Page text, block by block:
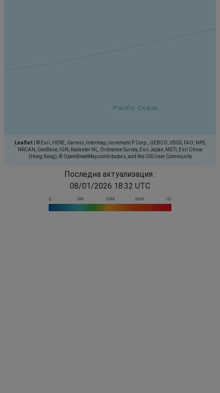
Leaflet
© Esri, HERE, Garmin, Intermap, increment P Corp., GEBCO, USGS, FAO, NPS,
NRCAN, GeoBase, IGN, Kadaster NL, Ordnance Survey, Esri Japan, METI, Esri China
(Hong Kong), © OpenStreetMap contributors, and the GIS User Community
Последна актуализация :
08/01/2026 18:32 UTC